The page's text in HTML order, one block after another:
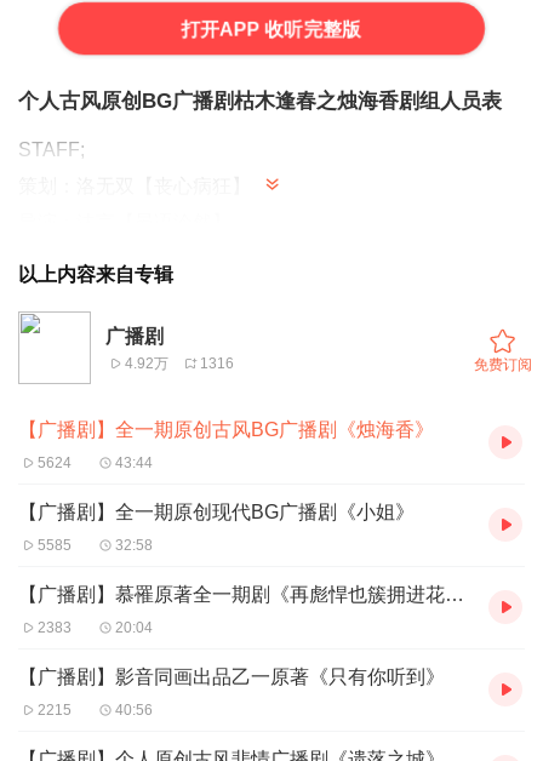
打开APP 收听完整版
个人古风原创 BG广播剧枯木逢春之烛海香剧组人员表
STAFF;
编剧：二夕纸【浮声未歇】
美工：
YOKI
宣传：小白腿【魔音帝国】
CAST：
沈言：SIN柠檬【月声配音社】
乐秦：长歌【浮声未歇】
四儿：舒小耗纸【决意同人】
齐寿：音匣老鬼【月声配音社】
以上内容来自专辑
广播剧
4.92万 1316 免费订阅
【广播剧】全一期原创古风BG广播剧《烛海香》
5624 43:44
【广播剧】全一期原创现代BG广播剧《小姐》
5585 32:58
【广播剧】慕罹原著全一期剧《再彪悍也簇拥进花海》
2383 20:04
【广播剧】影音同画出品乙一原著《只有你听到》
2215 40:56